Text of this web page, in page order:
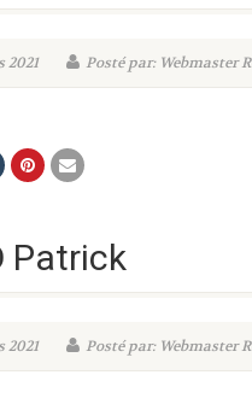
2021 Posté par: Webmaster
Patrick
2021 Posté par: Webmaster